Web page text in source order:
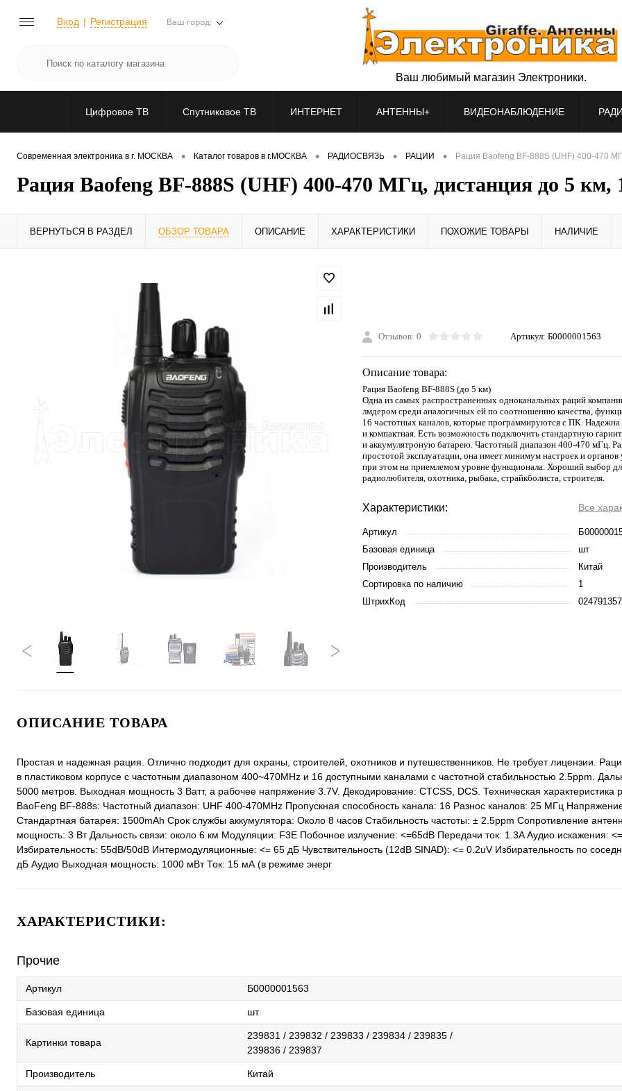
Вход Регистрация Ваш город:
Ваш любимый магазин Электроники.
Цифровое ТВ Спутниковое ТВ ИНТЕРНЕТ АНТЕННЫ+ ВИДЕОНАБЛЮДЕНИЕ
Современная электроника в г. МОСКВА • Каталог товаров в г.МОСКВА • РАДИОСВЯЗЬ • РАЦИИ • Рация Baofeng BF-888S (UHF) 400-470
Рация Baofeng BF-888S (UHF) 400-470 МГц, дистанция до 5
ВЕРНУТЬСЯ В РАЗДЕЛ ОБЗОР ТОВАРА ОПИСАНИЕ ХАРАКТЕРИСТИКИ ПОХОЖИЕ ТОВАРЫ НАЛИЧИЕ
Отзывов: 0 Артикул: Б0000001563
Описание товара:
Рация Baofeng BF-888S (до 5 км)
Одна из самых распространенных одноканальных раций
лмдером среди аналогичных ей по соотношению качества,
16 частотных каналов, которые программируются с ПК. Надежна
и компактная. Есть возможность подключить стандартную
и аккумулятроную батарею. Частотный диапазон 400-470 мГц.
простотой эксплуатации, она имеет минимум настроек и органов
при этом на приемлемом уровне функционала. Хороший выбор
радиолюбителя, охотника, рыбака, страйкболиста, строителя.
Характеристики: Все
Артикул
Базовая единица
шт
Производитель
Китай
Сортировка по наличию
1
ШтрихКод
024791357
ОПИСАНИЕ ТОВАРА
Простая и надежная рация. Отлично подходит для охраны, строителей, охотников и путешественников. Не требует лицензии.
в пластиковом корпусе с частотным диапазоном 400~470MHz и 16 доступными каналами с частотной стабильностью 2.5ppm.
5000 метров. Выходная мощность 3 Ватт, а рабочее напряжение 3.7V. Декодирование: CTCSS, DCS. Техническая характеристика
BaoFeng BF-888s: Частотный диапазон: UHF 400-470MHz Пропускная способность канала: 16 Разнос каналов: 25 МГц
Стандартная батарея: 1500mAh Срок службы аккумулятора: Около 8 часов Стабильность частоты: ± 2.5ppm Сопротивление
мощность: 3 Вт Дальность связи: около 6 км Модуляции: F3E Побочное излучение: <=65dB Передачи ток: 1.3A Аудио искажения:
Избирательность: 55dB/50dB Интермодуляционные: <= 65 дБ Чувствительность (12dB SINAD): <= 0.2uV Избирательность по
дБ Аудио Выходная мощность: 1000 мВт Ток: 15 мА (в режиме энерг
ХАРАКТЕРИСТИКИ:
Прочие
Артикул Б0000001563
Базовая единица шт
Картинки товара
239831 / 239832 / 239833 / 239834 / 239835 /
239836 / 239837
Производитель Китай